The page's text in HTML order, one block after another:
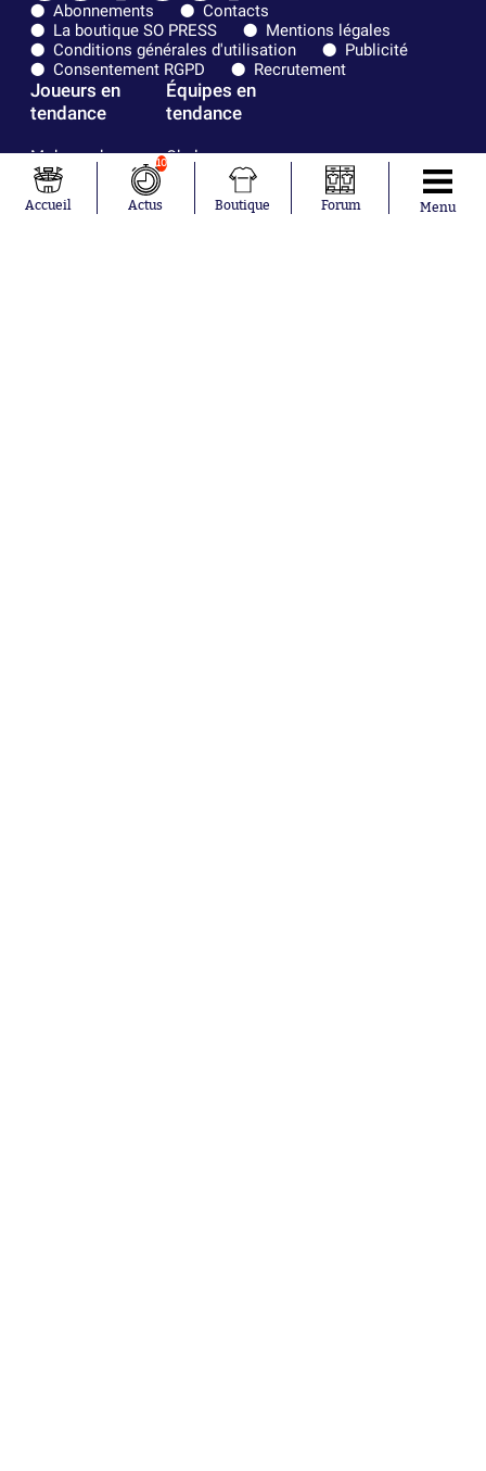
Abonnements
Contacts
La boutique SO PRESS
Mentions légales
Conditions générales d'utilisation
Publicité
Consentement RGPD
Recrutement
Joueurs en
tendance
Mohamed
Salah
Mykhailo
Mudryk
Équipes en
tendance
Chelsea
Paris Saint-
Germain
Bordeaux
Accueil
10
Actus Boutique Forum Menu